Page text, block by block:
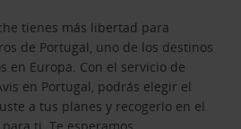
tienes más libertad para
de Portugal, uno de los destinos
en Europa. Con el servicio de
en Portugal, podrás elegir el
a tus planes y recogerlo en el
ti. Te esperamos.